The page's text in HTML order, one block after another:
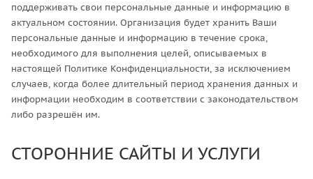
поддерживать свои персональные данные и информацию в
актуальном состоянии. Организация будет хранить Ваши
персональные данные и информацию в течение срока,
необходимого для выполнения целей, описываемых в
настоящей Политике Конфиденциальности, за исключением
случаев, когда более длительный период хранения данных и
информации необходим в соответствии с законодательством
либо разрешён им.
СТОРОННИЕ САЙТЫ И УСЛУГИ